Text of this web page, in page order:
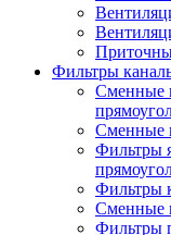
Фильтры
Сменные
Сменные
Фильтры
Фильтры
Сменные
Фильтры